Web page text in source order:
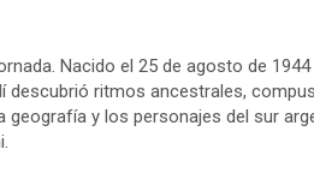
Nacido el 25 de agosto de
descubrió ritmos ancestrales,
y los personajes del sur